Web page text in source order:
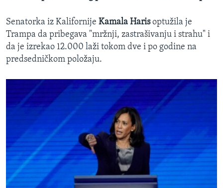
Senatorka iz Kalifornije Kamala Harisoptužila je
Trampa da pribegava "mržnji, zastrašivanju i strahu" i
da je izrekao 12.000 laži tokom dve i po godine na
predsedničkom položaju.